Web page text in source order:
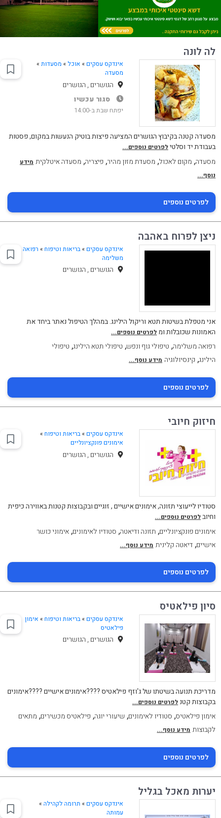
לה לונה
אינדקס עסקים » אוכל» מסעדות»
מסעדה
הגושרים , הגושרים
סגור עכשיו
יפתח שבת ב-14:00
מסעדה קטנה בקיבוץ הגושרים המציעה פיצות בוטיק הנעשות במקום, פסטות
בעבודת יד וסלטילפרטים נוספים...
מסעדה, מקום לאכול, מסעדת מזון מהיר, פיצריה, מסעדה איטלקית מידע
נוסף...
לפרטים נוספים
ניצן לפרוח באהבה
אינדקס עסקים »בריאות וטיפוח» רפואה
משלימה
הגושרים , הגושרים
אני מטפלת בשיטות תטא וריקול הילינג. במהלך הטיפול נאתר ביחד את
האמונות שכובלות ומ לפרטים נוספים...
רפואה משלימה, טיפולי גוף ונפש, טיפולי תטא הילינג, טיפולי
הילינג, קינסיולוגיה מידע נוסף...
לפרטים נוספים
חיזוק חיובי
אינדקס עסקים »בריאות וטיפוח»
אימונים פונקציונליים
הגושרים , הגושרים
סטודיו לייעוצי תזונה, אימונים אישיים , זוגיים ובקבוצות קטנות באווירה כיפית
וחיובלפרטים נוספים...
אימונים פונקציונליים, תזונה ודיאטה, סטודיו לאימונים,אימוני כושר
אישיים,דיאטה קלינית מידע נוסף...
לפרטים נוספים
סיון פילאטיס
אינדקס עסקים »בריאות וטיפוח» אימון
פילאטיס
הגושרים , הגושרים
מדריכת תנועה בשיטתו של ג'וזף פילאטיס ????אימונים אישיים ????אימונים
בקבוצות קטנלפרטים נוספים...
אימון פילאטיס, סטודיו לאימונים, שיעורי יוגה, פילאטיס מכשירים, מתאים
לקבוצות מידע נוסף...
לפרטים נוספים
יערות מאכל בגליל
אינדקס עסקים » תרומה לקהילה»
עמותה